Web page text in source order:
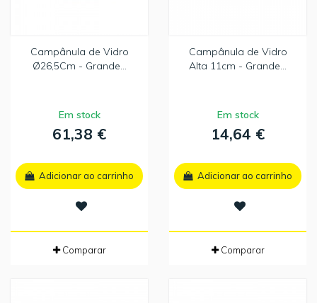
Campânula de Vidro
Ø26,5Cm - Grande...
Em stock
61,38 €
Adicionar ao carrinho
Comparar
Campânula de Vidro
Alta 11cm - Grande...
Em stock
14,64 €
Adicionar ao carrinho
Comparar